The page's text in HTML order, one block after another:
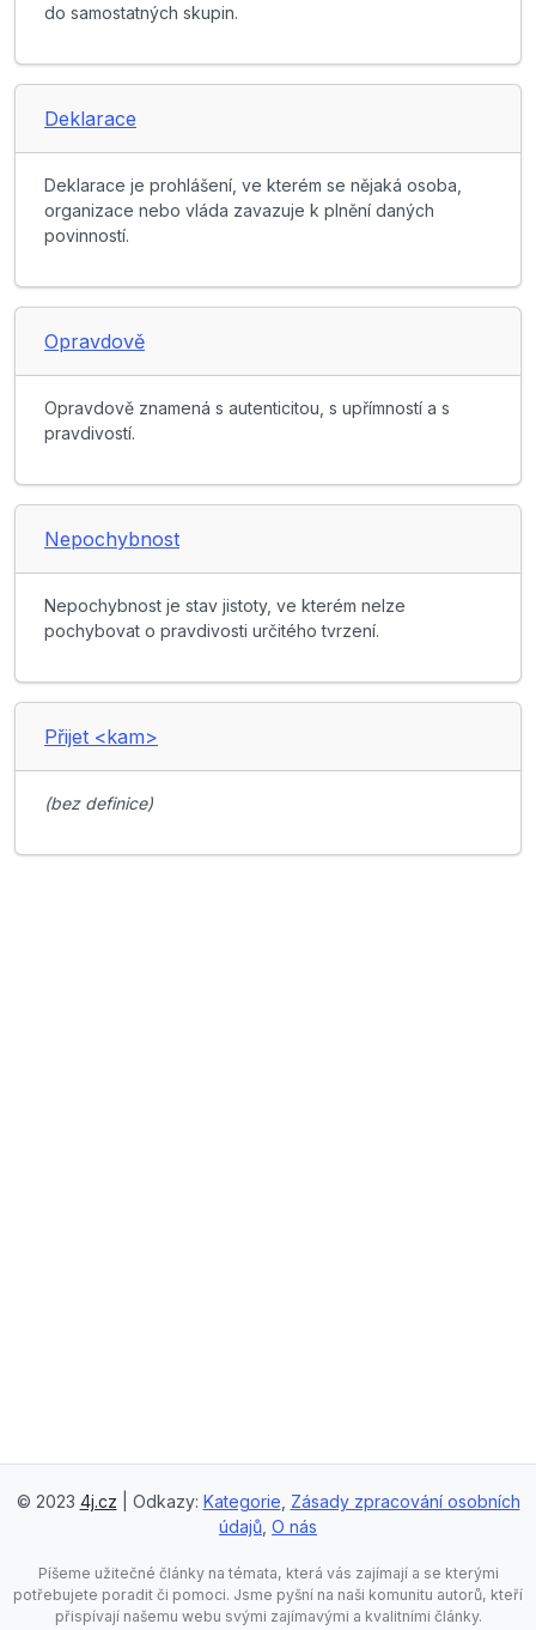
do samostatných skupin.
Deklarace
Deklarace je prohlášení, ve kterém se nějaká osoba,
organizace nebo vláda zavazuje k plnění daných
povinností.
Opravdově
Opravdově znamená s autenticitou, s upřímností a s
pravdivostí.
Nepochybnost
Nepochybnost je stav jistoty, ve kterém nelze
pochybovat o pravdivosti určitého tvrzení.
Přijet <kam>
(bez definice)
© 2023 4j.cz | Odkazy: Kategorie Zásady zpracování osobních
údajů O nás
Píšeme užitečné články na témata, která vás zajímají a se kterými
potřebujete poradit či pomoci. Jsme pyšní na naši komunitu autorů, kteří
přispívají našemu webu svými zajímavými a kvalitními články.